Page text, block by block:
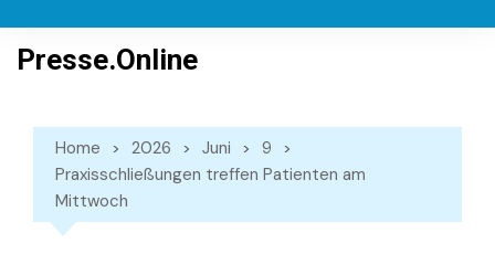
content
Presse.Online
Home 2026 Juni
9
Praxisschließungen treffen Patienten am
Mittwoch